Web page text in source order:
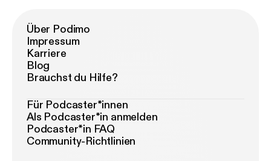
Über Podimo
Impressum
Karriere
Blog
Brauchst du Hilfe?
Für Podcaster*innen
Als Podcaster*in anmelden
Podcaster*in FAQ
Community-Richtlinien